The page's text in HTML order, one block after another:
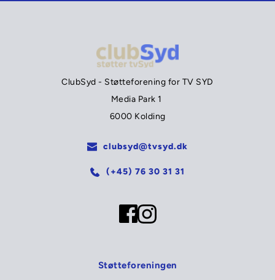
ClubSyd - Støtteforening for TV SYD
Media Park 1
6000 Kolding
clubsyd@tvsyd.dk
(+45) 76 30 31 31
Støtteforeningen